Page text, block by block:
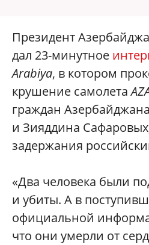
Президент
дал 23-минутное
Arabiya, в котором
крушение самолета
граждан
и Зияддина
задержания
«Два человека были
и убиты. А в
официальной
что они умерли от